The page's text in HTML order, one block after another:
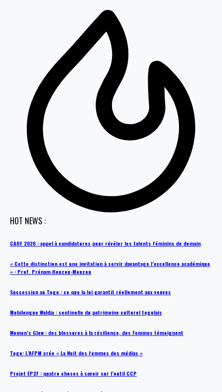
HOT NEWS :
CAOF 2026 : appel à candidatures pour révéler les talents féminins de demain
« Cette distinction est une invitation à servir davantage l’excellence académique
» : Prof. Prénam Houzou-Mouzou
Succession au Togo : ce que la loi garantit réellement aux veuves
Mobilengue Waldja : sentinelle du patrimoine culturel togolais
Women’s Glow : des blessures à la résilience, des femmes témoignent
Togo: L’AFPM crée « La Nuit des femmes des médias »
Projet EP2F : quatre choses à savoir sur l’outil CCP